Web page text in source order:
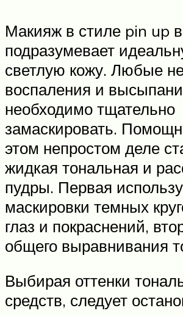
Макияж в стиле pin up
подразумевает
светлую кожу. Любые
воспаления и
необходимо тщательно
замаскировать.
этом непростом деле
жидкая тональная и
пудры. Первая
маскировки темных
глаз и покраснений,
общего выравнивания
Выбирая оттенки
средств, следует